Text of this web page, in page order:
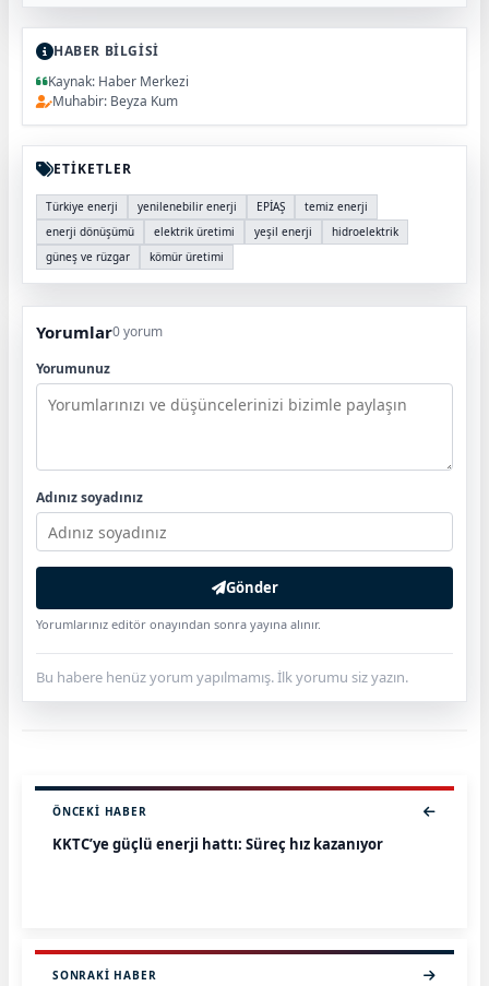
HABER BİLGİSİ
Kaynak: Haber Merkezi
Muhabir: Beyza Kum
ETİKETLER
Türkiye enerji yenilenebilir enerji EPİAŞ
temiz enerji
enerji dönüşümü
elektrik üretimi yeşil enerji
hidroelektrik
güneş ve rüzgar
kömür üretimi
Yorumlar0 yorum
Yorumunuz
Adınız soyadınız
Gönder
Yorumlarınız editör onayından sonra yayına alınır.
Bu habere henüz yorum yapılmamış. İlk yorumu siz yazın.
ÖNCEKI HABER
KKTC’ye güçlü enerji hattı: Süreç hız kazanıyor
SONRAKI HABER